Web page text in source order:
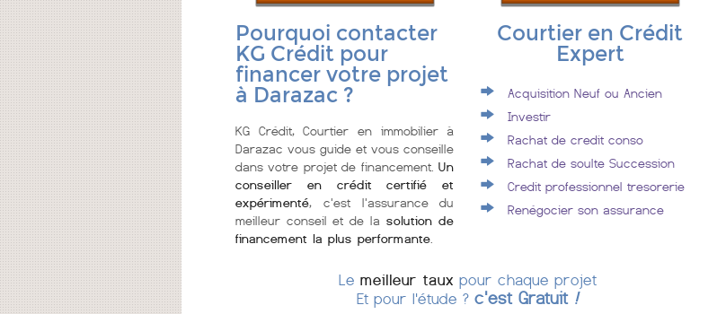
Pourquoi contacter
KG Crédit pour
financer votre projet
à Darazac ?
KG Crédit, Courtier en immobilier à
Darazac vous guide et vous conseille
dans votre projet de financement.Un
conseiller en crédit certifié et
expérimenté, c'est l'assurance du
meilleur conseil et de la solution de
financement la plus performante
Courtier en Crédit
Expert
Acquisition Neuf ou Ancien
Investir
Rachat de credit conso
Rachat de soulte Succession
Credit professionnel tresorerie
Renégocier son assurance
Le meilleur taux pour chaque projet
Et pour l'étude ?c'est Gratuit !